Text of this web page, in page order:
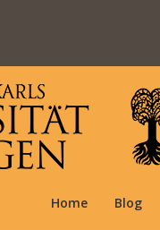
Home Blog